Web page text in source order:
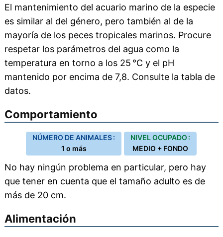
El mantenimiento del acuario marino de la especie
es similar al del género, pero también al de la
mayoría de los peces tropicales marinos. Procure
respetar los parámetros del agua como la
temperatura en torno a los 25 °C y el pH
mantenido por encima de 7,8. Consulte la tabla de
datos.
Comportamiento
NÚMERO DE ANIMALES :
1 o más
NIVEL OCUPADO :
MEDIO + FONDO
No hay ningún problema en particular, pero hay
que tener en cuenta que el tamaño adulto es de
más de 20 cm.
Alimentación